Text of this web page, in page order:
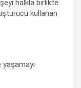
halkla birlikte
kullanan